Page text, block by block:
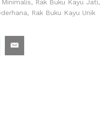
, Rak Buku Kayu Jati,
, Rak Buku Kayu Unik